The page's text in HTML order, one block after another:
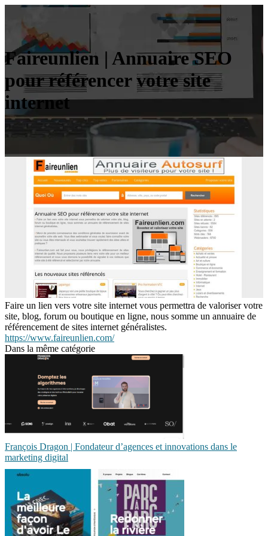
Faireunlien | Annuaire SEO
pour référencer votre site
internet
Faire un lien vers votre site internet vous permettra de valoriser votre
site, blog, forum ou boutique en ligne, nous somme un annuaire de
référencement de sites internet généralistes.
https://www.faireunlien.com/
Dans la même catégorie
François Dragon | Fondateur d’agences et innovations dans le
marketing digital